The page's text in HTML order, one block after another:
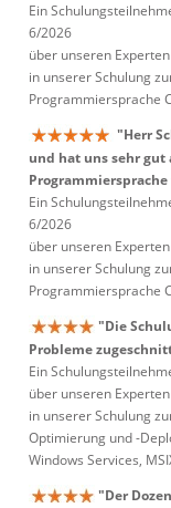
Ein
6/2026
über unseren Experten
in unserer Schulung
Programmiersprache
"Herr
und hat uns sehr
Ein
6/2026
über unseren Experten
in unserer Schulung
Programmiersprache
"Die
Probleme
Ein
über unseren
in unserer Schulung
Optimierung und -
Windows Services,
"Der